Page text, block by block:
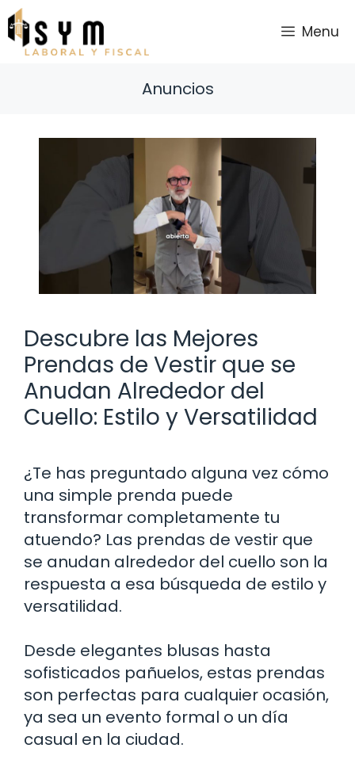
Saltar
al
contenido
Menu
Anuncios
Descubre las Mejores
Prendas de Vestir que se
Anudan Alrededor del
Cuello: Estilo y Versatilidad
¿Te has preguntado alguna vez cómo
una simple prenda puede
transformar completamente tu
atuendo? Las prendas de vestir que
se anudan alrededor del cuello son la
respuesta a esa búsqueda de estilo y
versatilidad.
Desde elegantes blusas hasta
sofisticados pañuelos, estas prendas
son perfectas para cualquier ocasión,
ya sea un evento formal o un día
casual en la ciudad.